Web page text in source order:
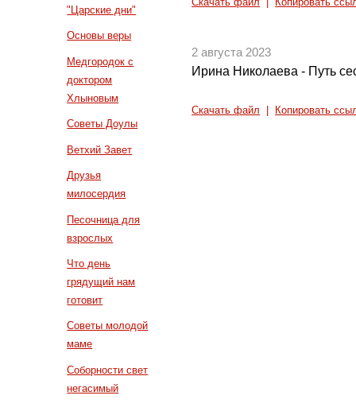
"Царские дни"
Основы веры
Медгородок с
доктором
Хлыновым
Советы Доулы
Ветхий Завет
Друзья
милосердия
Песочница для
взрослых
Что день
грядущий нам
готовит
Советы молодой
маме
Соборности свет
негасимый
2 августа 2023
Ирина Николаева - Путь
Скачать файл Копировать